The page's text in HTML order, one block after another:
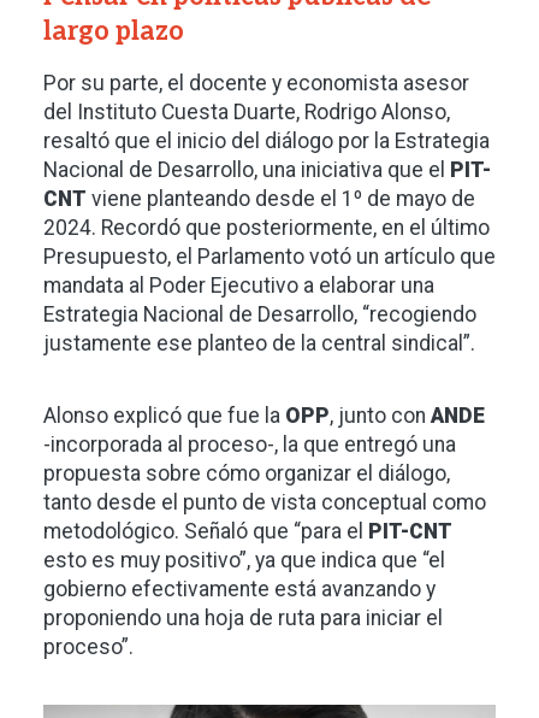
largo plazo
Por su parte, el docente y economista asesor
del Instituto Cuesta Duarte, Rodrigo Alonso,
resaltó que el inicio del diálogo por la Estrategia
Nacional de Desarrollo, una iniciativa que el PIT-
CNT viene planteando desde el 1º de mayo de
2024. Recordó que posteriormente, en el último
Presupuesto, el Parlamento votó un artículo que
mandata al Poder Ejecutivo a elaborar una
Estrategia Nacional de Desarrollo, “recogiendo
justamente ese planteo de la central sindical”.
Alonso explicó que fue la OPP, junto con ANDE
-incorporada al proceso-, la que entregó una
propuesta sobre cómo organizar el diálogo,
tanto desde el punto de vista conceptual como
metodológico. Señaló que “para el PIT-CNT
esto es muy positivo”, ya que indica que “el
gobierno efectivamente está avanzando y
proponiendo una hoja de ruta para iniciar el
proceso”.